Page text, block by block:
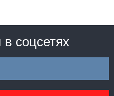
соцсетях